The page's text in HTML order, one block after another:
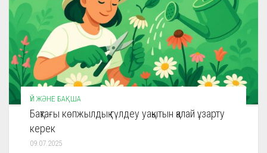
ҮЙ ЖӘНЕ БАҚША
Бақтағы көпжылдық гүлдеу уақытын қалай ұзарту
керек
09.07.2025